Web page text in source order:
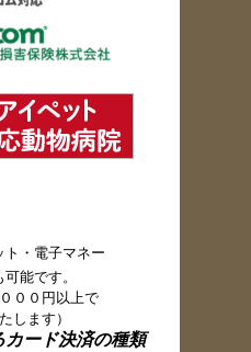
ト・電子マネー
能です。
００円以上で
します）
ード決済の種類